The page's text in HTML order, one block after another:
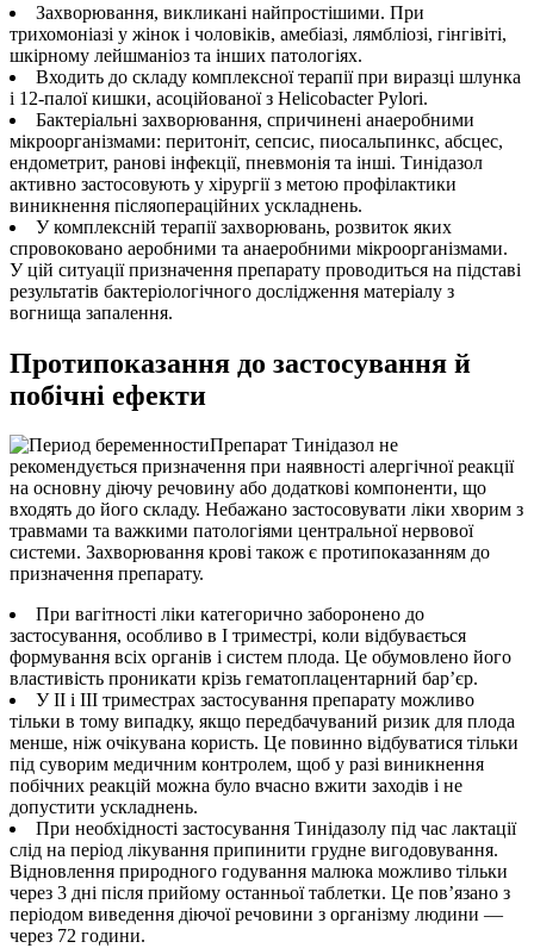
Захворювання, викликані найпростішими. При
трихомоніазі у жінок і чоловіків, амебіазі, лямбліозі, гінгівіті,
шкірному лейшманіоз та інших патологіях.
Входить до складу комплексної терапії при виразці шлунка
і 12-палої кишки, асоційованої з Helicobacter Pylori.
Бактеріальні захворювання, спричинені анаеробними
мікроорганізмами: перитоніт, сепсис, пиосальпинкс, абсцес,
ендометрит, ранові інфекції, пневмонія та інші. Тинідазол
активно застосовують у хірургії з метою профілактики
виникнення післяопераційних ускладнень.
У комплексній терапії захворювань, розвиток яких
спровоковано аеробними та анаеробними мікроорганізмами.
У цій ситуації призначення препарату проводиться на підставі
результатів бактеріологічного дослідження матеріалу з
вогнища запалення.
Протипоказання до застосування й
побічні ефекти
Препарат Тинідазол не
рекомендується призначення при наявності алергічної реакції
на основну діючу речовину або додаткові компоненти, що
входять до його складу. Небажано застосовувати ліки хворим з
травмами та важкими патологіями центральної нервової
системи. Захворювання крові також є протипоказанням до
призначення препарату.
При вагітності ліки категорично заборонено до
застосування, особливо в I триместрі, коли відбувається
формування всіх органів і систем плода. Це обумовлено його
властивість проникати крізь гематоплацентарний бар’єр.
У II і III триместрах застосування препарату можливо
тільки в тому випадку, якщо передбачуваний ризик для плода
менше, ніж очікувана користь. Це повинно відбуватися тільки
під суворим медичним контролем, щоб у разі виникнення
побічних реакцій можна було вчасно вжити заходів і не
допустити ускладнень.
При необхідності застосування Тинідазолу під час лактації
слід на період лікування припинити грудне вигодовування.
Відновлення природного годування малюка можливо тільки
через 3 дні після прийому останньої таблетки. Це пов’язано з
періодом виведення діючої речовини з організму людини —
через 72 години.